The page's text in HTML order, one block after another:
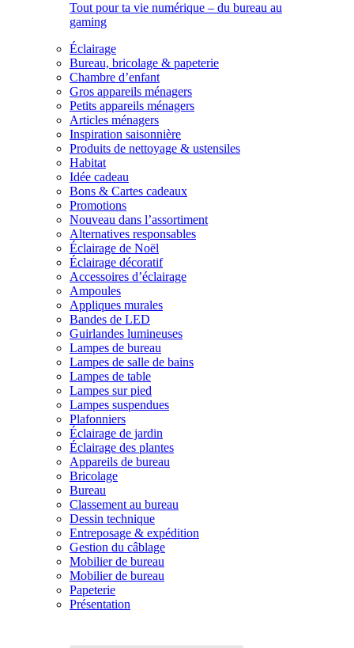
Tout pour ta vie numérique – du bureau au
gaming
Éclairage
Bureau, bricolage & papeterie
Chambre d’enfant
Gros appareils ménagers
Petits appareils ménagers
Articles ménagers
Inspiration saisonnière
Produits de nettoyage & ustensiles
Habitat
Idée cadeau
Bons & Cartes cadeaux
Promotions
Nouveau dans l’assortiment
Alternatives responsables
Éclairage de Noël
Éclairage décoratif
Accessoires d’éclairage
Ampoules
Appliques murales
Bandes de LED
Guirlandes lumineuses
Lampes de bureau
Lampes de salle de bains
Lampes de table
Lampes sur pied
Lampes suspendues
Plafonniers
Éclairage de jardin
Éclairage des plantes
Appareils de bureau
Bricolage
Bureau
Classement au bureau
Dessin technique
Entreposage & expédition
Gestion du câblage
Mobilier de bureau
Mobilier de bureau
Papeterie
Présentation